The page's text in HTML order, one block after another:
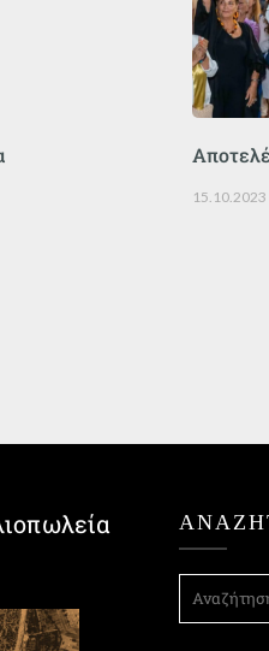
15.10.2023
ΑΝΑΖΉΤΗΣΗ
ΓΙΑ: